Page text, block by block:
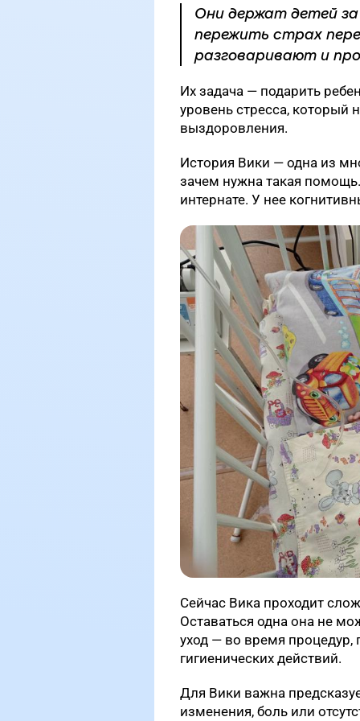
Они держат детей
пережить страх
разговаривают и
Их задача — подарить
уровень стресса, который
выздоровления.
История Вики — одна из
зачем нужна такая
интернате. У нее
Сейчас Вика проходит
Оставаться одна она не
уход — во время
гигиенических действий.
Для Вики важна
изменения, боль или